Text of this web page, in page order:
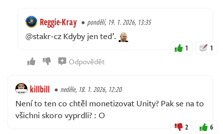
Reggie-Kray pondělí, 19. 1. 2026, 13:35
@stakr-cz Kdyby jen teď.
1 1
Odpovědět
killbill neděle, 18. 1. 2026, 12:20
Není to ten co chtěl monetizovat Unity? Pak se na to
všichni skoro vyprdli? : O
2 6